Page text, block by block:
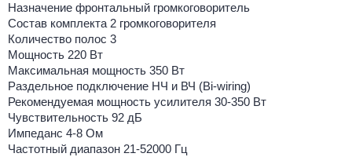
Назначение фронтальный громкоговоритель
Состав комплекта 2 громкоговорителя
Количество полос 3
Мощность 220 Вт
Максимальная мощность 350 Вт
Раздельное подключение НЧ и ВЧ (Bi-wiring)
Рекомендуемая мощность усилителя 30-350 Вт
Чувствительность 92 дБ
Импеданс 4-8 Ом
Частотный диапазон 21-52000 Гц